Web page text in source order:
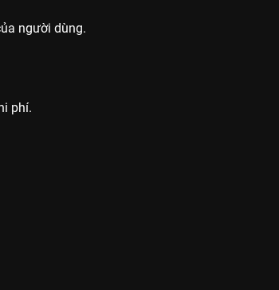
người dùng.
phí.